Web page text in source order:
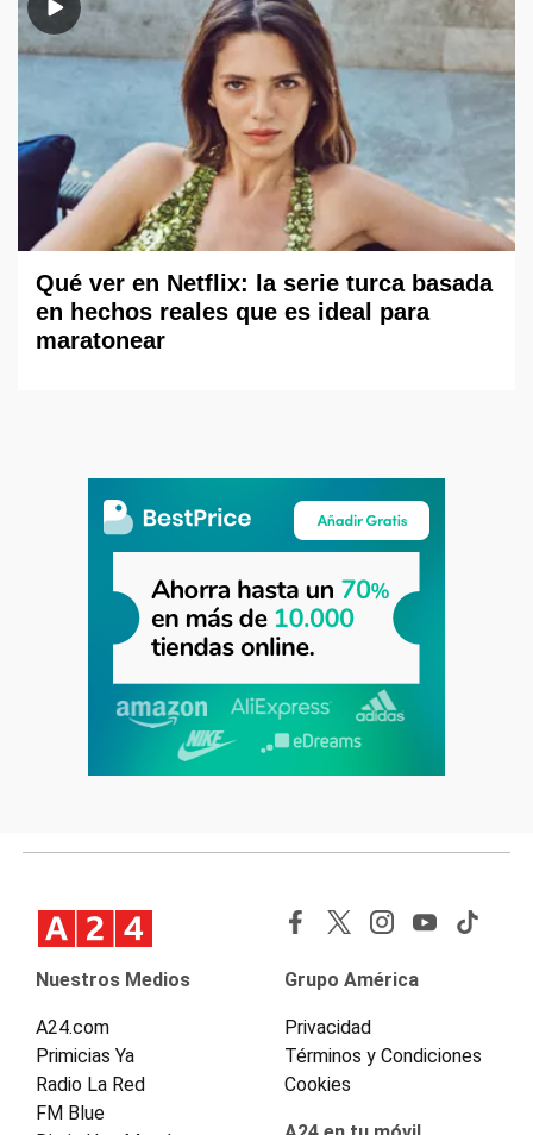
Qué ver en Netflix: la serie turca basada
en hechos reales que es ideal para
maratonear
Nuestros Medios
A24.com
Primicias Ya
Radio La Red
FM Blue
Grupo América
Privacidad
Términos y Condiciones
Cookies